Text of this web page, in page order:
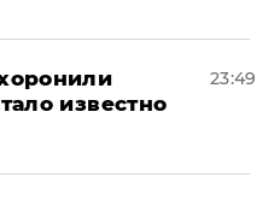
известно
23:49